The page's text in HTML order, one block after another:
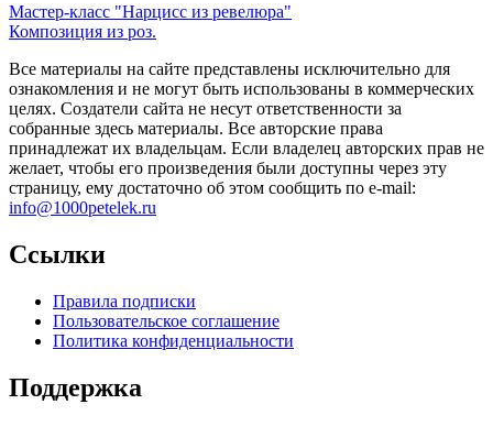
Мастер-класс "Нарцисс из ревелюра"
Композиция из роз.
Все материалы на сайте представлены исключительно для
ознакомления и не могут быть использованы в коммерческих
целях. Создатели сайта не несут ответственности за
собранные здесь материалы. Все авторские права
принадлежат их владельцам. Если владелец авторских прав не
желает, чтобы его произведения были доступны через эту
страницу, ему достаточно об этом сообщить по e-mail:
info@1000petelek.ru
Ссылки
Правила подписки
Пользовательское соглашение
Политика конфиденциальности
Поддержка